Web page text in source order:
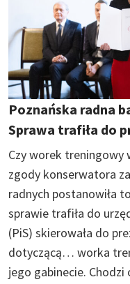
Poznańska radna
Sprawa trafiła do
Czy worek treningowy
zgody konserwatora
radnych postanowiła
sprawie trafiła do
(PiS) skierowała do
dotyczącą… worka
jego gabinecie. Chodzi